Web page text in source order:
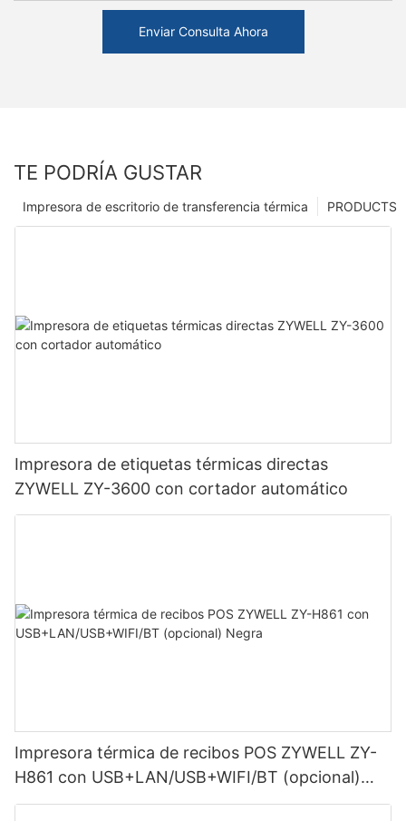
Enviar Consulta Ahora
TE PODRÍA GUSTAR
PRODUCTS
Impresora de escritorio de transferencia térmica
Impresora de etiquetas térmicas directas
ZYWELL ZY-3600 con cortador automático
Impresora térmica de recibos POS ZYWELL ZY-
H861 con USB+LAN/USB+WIFI/BT (opcional)
Negra